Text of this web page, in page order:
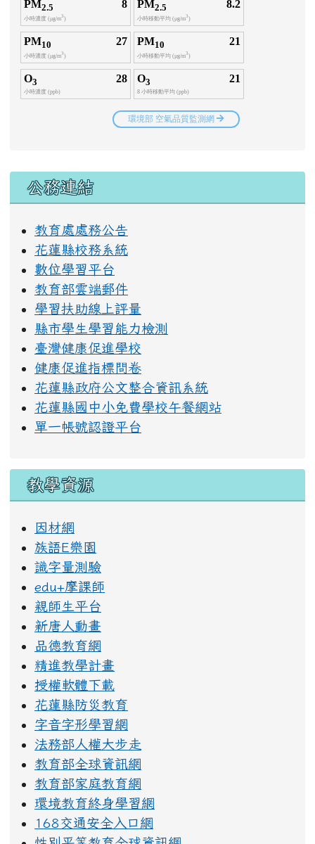
右邊區域內容
公務連結
教育處處務公告
花蓮縣校務系統
數位學習平台
教育部雲端郵件
學習扶助線上評量
縣市學生學習能力檢測
臺灣健康促進學校
健康促進指標問卷
花蓮縣政府公文整合資訊系統
花蓮縣國中小免費學校午餐網站
單一帳號認證平台
教學資源
因材網
族語E樂園
識字量測驗
edu+摩課師
親師生平台
新唐人動畫
品德教育網
精進教學計畫
授權軟體下載
花蓮縣防災教育
字音字形學習網
法務部人權大步走
教育部全球資訊網
教育部家庭教育網
環境教育終身學習網
168交通安全入口網